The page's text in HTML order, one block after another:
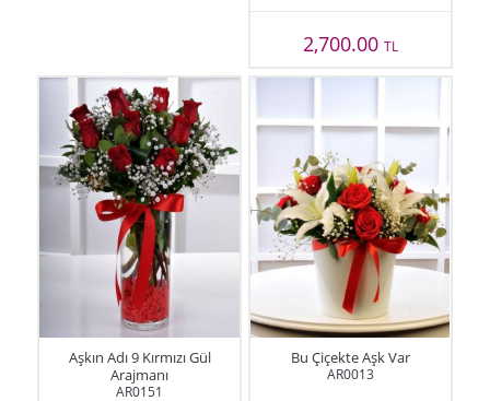
2,700.00 TL
Aşkın Adı 9 Kırmızı Gül
Arajmanı
AR0151
Bu Çiçekte Aşk Var
AR0013